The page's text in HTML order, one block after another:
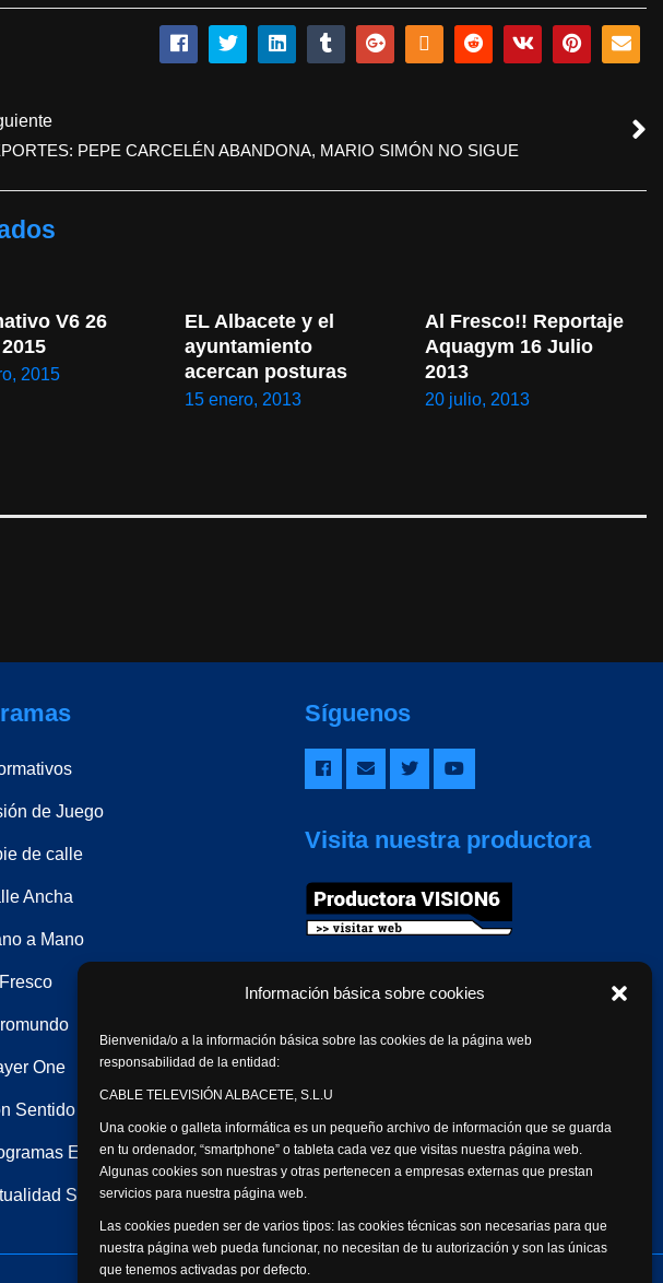
Información básica sobre cookies
Bienvenida/o a la información básica sobre las cookies de la página web
responsabilidad de la entidad:
CABLE TELEVISIÓN ALBACETE, S.L.U
Una cookie o galleta informática es un pequeño archivo de información que se guarda
en tu ordenador, “smartphone” o tableta cada vez que visitas nuestra página web.
Algunas cookies son nuestras y otras pertenecen a empresas externas que prestan
servicios para nuestra página web.
Las cookies pueden ser de varios tipos: las cookies técnicas son necesarias para que
nuestra página web pueda funcionar, no necesitan de tu autorización y son las únicas
que tenemos activadas por defecto.
PEPE CARCELÉN ABANDONA, MARIO SIMÓN NO SIGUE
V6 26
2015
EL Albacete y el
ayuntamiento
acercan posturas
15 enero, 2013
Al Fresco!! Reportaje
Aquagym 16 Julio
2013
20 julio, 2013
de Juego
de calle
Ancha
a Mano
One
Sentido Común
Especiales
Semanal
Síguenos
Visita nuestra productora